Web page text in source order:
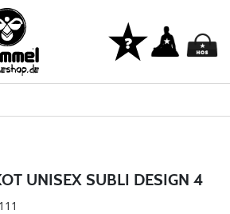
UNISEX SUBLI DESIGN 4